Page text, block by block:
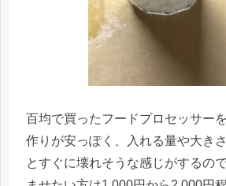
百均で買ったフードプロセッサー
作りが安っぽく、入れる量や大き
とすぐに壊れそうな感じがするの